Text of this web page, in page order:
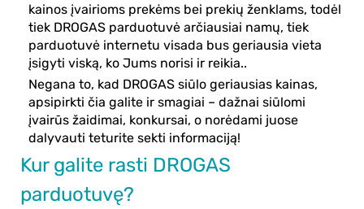
kainos įvairioms prekėms bei prekių ženklams, todėl
tiek DROGAS parduotuvė arčiausiai namų, tiek
parduotuvė internetu visada bus geriausia vieta
įsigyti viską, ko Jums norisi ir reikia..
Negana to, kad DROGAS siūlo geriausias kainas,
apsipirkti čia galite ir smagiai – dažnai siūlomi
įvairūs žaidimai, konkursai, o norėdami juose
dalyvauti teturite sekti informaciją!
Kur galite rasti DROGAS
parduotuvę?